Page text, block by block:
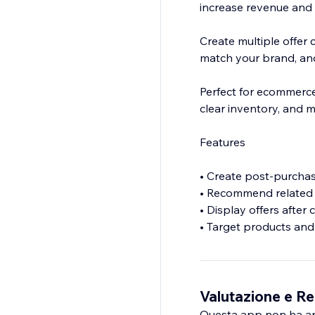
increase revenue
Create multiple offer
match your brand,
Perfect for
clear inventory, and
Features
• Create post-
• Recommend
• Display offers after
• Target products
• Promote discounts
• No coding required
Valutazione e